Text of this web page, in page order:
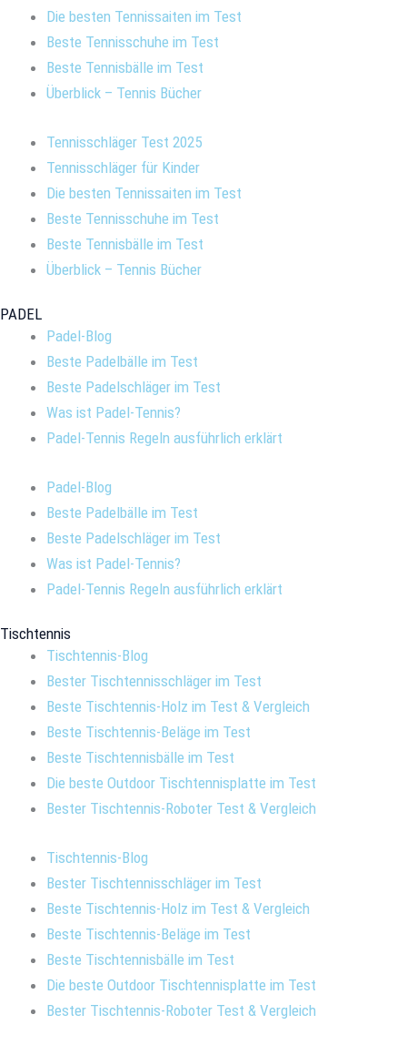
Die besten Tennissaiten im Test
Beste Tennisschuhe im Test
Beste Tennisbälle im Test
Überblick – Tennis Bücher
Tennisschläger Test 2025
Tennisschläger für Kinder
Die besten Tennissaiten im Test
Beste Tennisschuhe im Test
Beste Tennisbälle im Test
Überblick – Tennis Bücher
PADEL
Padel-Blog
Beste Padelbälle im Test
Beste Padelschläger im Test
Was ist Padel-Tennis?
Padel-Tennis Regeln ausführlich erklärt
Padel-Blog
Beste Padelbälle im Test
Beste Padelschläger im Test
Was ist Padel-Tennis?
Padel-Tennis Regeln ausführlich erklärt
Tischtennis
Tischtennis-Blog
Bester Tischtennisschläger im Test
Beste Tischtennis-Holz im Test & Vergleich
Beste Tischtennis-Beläge im Test
Beste Tischtennisbälle im Test
Die beste Outdoor Tischtennisplatte im Test
Bester Tischtennis-Roboter Test & Vergleich
Tischtennis-Blog
Bester Tischtennisschläger im Test
Beste Tischtennis-Holz im Test & Vergleich
Beste Tischtennis-Beläge im Test
Beste Tischtennisbälle im Test
Die beste Outdoor Tischtennisplatte im Test
Bester Tischtennis-Roboter Test & Vergleich